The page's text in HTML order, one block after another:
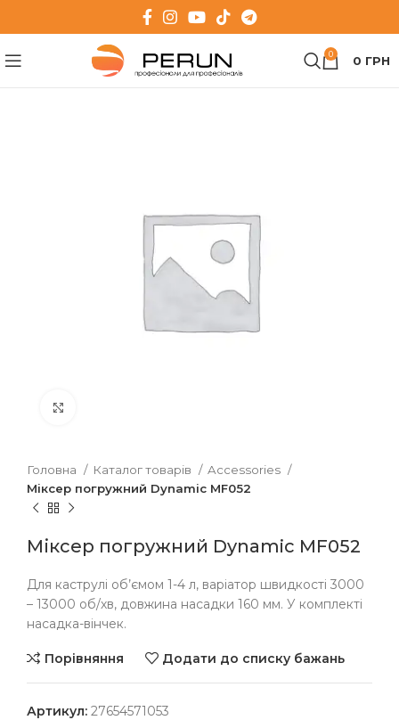
0 0 ГРН
Головна Каталог товарів
Accessories
Міксер погружний Dynamic MF052
Міксер погружний Dynamic MF052
Для каструлі об’ємом 1-4 л, варіатор швидкості 3000
– 13000 об/хв, довжина насадки 160 мм. У комплекті
насадка-вінчек.
Порівняння Додати до списку бажань
Артикул: 27654571053